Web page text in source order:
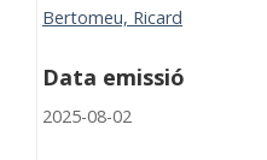
Bertomeu, Ricard
Data emissió
2025-08-02